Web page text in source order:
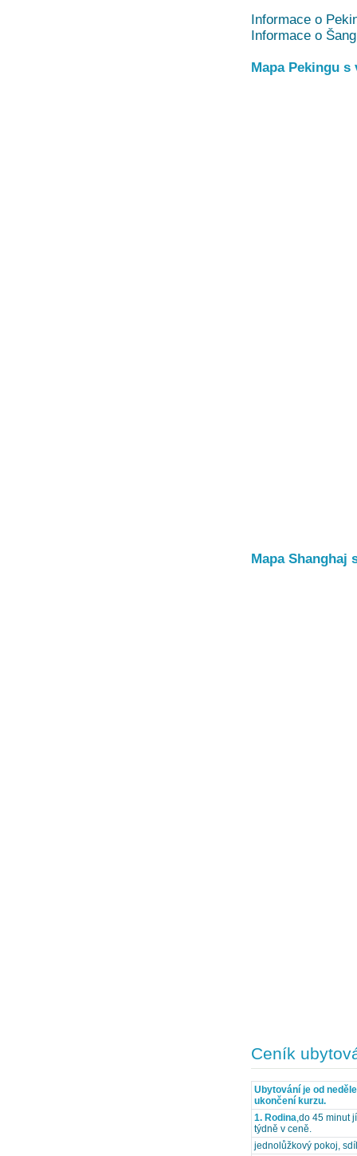
Informace o
Informace o
Mapa Pekingu s
Mapa Shanghaj
Ceník
Ubytování je od
ukončení kurzu.
1. Rodina,do 45 minut
týdně v ceně.
jednolůžkový pokoj,